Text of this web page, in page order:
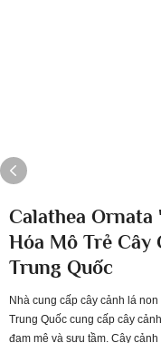
Calathea Ornata
Hóa Mô Trẻ Cây
Trung Quốc
Nhà cung cấp cây cảnh lá
Trung Quốc cung cấp cây
đam mê và sưu tầm. Cây